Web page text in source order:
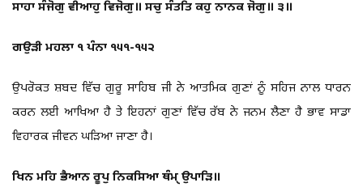
ਸਾਹਾ ਸੰਜੋਗੁ ਵੀਆਹੁ ਵਿਜੋਗੁ॥ ਸਚੁ ਸੰਤਤਿ ਕਹੁ ਨਾਨਕ ਜੋਗੁ॥ ੩॥
ਗਉੜੀ ਮਹਲਾ ੧ ਪੰਨਾ ੧੫੧-੧੫੨
ਉਪਰੋਕਤ ਸ਼ਬਦ ਵਿੱਚ ਗੁਰੂ ਸਾਹਿਬ ਜੀ ਨੇ ਆਤਮਿਕ ਗੁਣਾਂ ਨੂੰ ਸਹਿਜ ਨਾਲ ਧਾਰਨ
ਕਰਨ ਲਈ ਆਖਿਆ ਹੈ ਤੇ ਇਹਨਾਂ ਗੁਣਾਂ ਵਿੱਚ ਰੱਬ ਨੇ ਜਨਮ ਲੈਣਾ ਹੈ ਭਾਵ ਸਾਡਾ
ਵਿਹਾਰਕ ਜੀਵਨ ਘੜਿਆ ਜਾਣਾ ਹੈ।
ਖਿਨ ਮਹਿ ਭੈਆਨ ਰੂਪੁ ਨਿਕਸਿਆ ਥੰਮੑ ਉਪਾੜਿ॥